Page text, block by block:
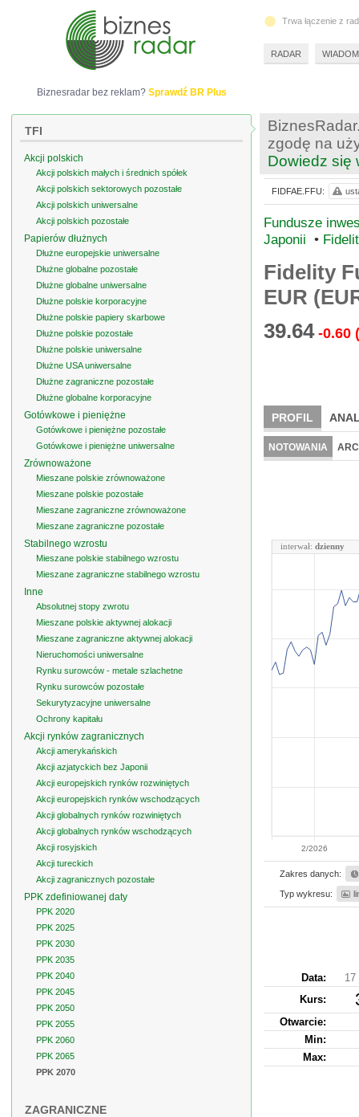
zgodę na
Dowiedz się
Fundusze
Japonii •
Fidelity
EUR
39.64 -0.60
PROFIL
NOTOWANIA
2/2026
interwał: dzienny
Zakres danych:
Typ wykresu:
Data:
17
Kurs:
Otwarcie:
Min:
Max:
FIDFAE.FFU:
Biznesradar bez reklam? Sprawdź BR Plus
TFI
Akcji polskich
Akcji polskich małych i średnich spółek
Akcji polskich sektorowych pozostałe
Akcji polskich uniwersalne
Akcji polskich pozostałe
Papierów dłużnych
Dłużne europejskie uniwersalne
Dłużne globalne pozostałe
Dłużne globalne uniwersalne
Dłużne polskie korporacyjne
Dłużne polskie papiery skarbowe
Dłużne polskie pozostałe
Dłużne polskie uniwersalne
Dłużne USA uniwersalne
Dłużne zagraniczne pozostałe
Dłużne globalne korporacyjne
Gotówkowe i pieniężne
Gotówkowe i pieniężne pozostałe
Gotówkowe i pieniężne uniwersalne
Zrównoważone
Mieszane polskie zrównoważone
Mieszane polskie pozostałe
Mieszane zagraniczne zrównoważone
Mieszane zagraniczne pozostałe
Stabilnego wzrostu
Mieszane polskie stabilnego wzrostu
Mieszane zagraniczne stabilnego wzrostu
Inne
Absolutnej stopy zwrotu
Mieszane polskie aktywnej alokacji
Mieszane zagraniczne aktywnej alokacji
Nieruchomości uniwersalne
Rynku surowców - metale szlachetne
Rynku surowców pozostałe
Sekurytyzacyjne uniwersalne
Ochrony kapitału
Akcji rynków zagranicznych
Akcji amerykańskich
Akcji azjatyckich bez Japonii
Akcji europejskich rynków rozwiniętych
Akcji europejskich rynków wschodzących
Akcji globalnych rynków rozwiniętych
Akcji globalnych rynków wschodzących
Akcji rosyjskich
Akcji tureckich
Akcji zagranicznych pozostałe
PPK zdefiniowanej daty
PPK 2020
PPK 2025
PPK 2030
PPK 2035
PPK 2040
PPK 2045
PPK 2050
PPK 2055
PPK 2060
PPK 2065
PPK 2070
ZAGRANICZNE
Trwa łączenie z
RADAR